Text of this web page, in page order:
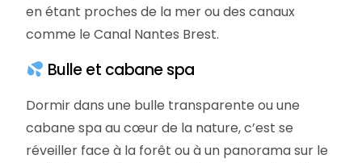
en étant proches de la mer ou des canaux
comme le Canal Nantes Brest.
Bulle et cabane spa
Dormir dans une bulle transparente ou une
cabane spa au cœur de la nature, c’est se
réveiller face à la forêt ou à un panorama sur le